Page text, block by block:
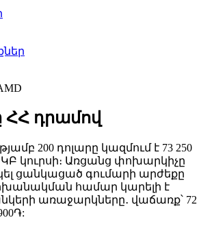
ՀՀ դրամով
200 դոլարը կազմում է 73 250
կուրսի։ Առցանց փոխարկիչը
ցանկացած գումարի արժեքը
համար կարելի է
առաջարկները․ վաճառք՝ 72